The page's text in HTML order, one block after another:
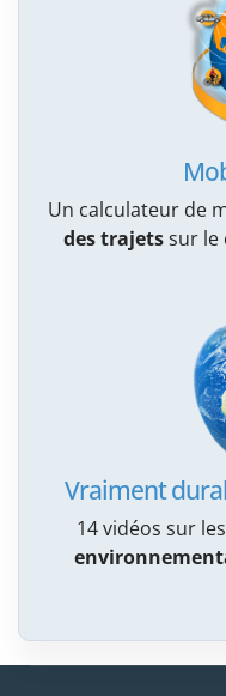
Un calculateur de
des trajetssur le
Vraiment
14 vidéos sur les